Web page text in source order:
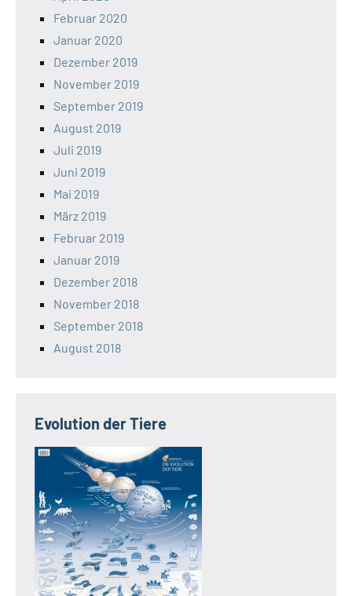
Februar 2020
Januar 2020
Dezember 2019
November 2019
September 2019
August 2019
Juli 2019
Juni 2019
Mai 2019
März 2019
Februar 2019
Januar 2019
Dezember 2018
November 2018
September 2018
August 2018
Evolution der Tiere